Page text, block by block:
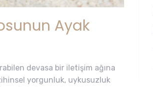
Ayak
devasa bir iletişim ağına
yorgunluk, uykusuzluk